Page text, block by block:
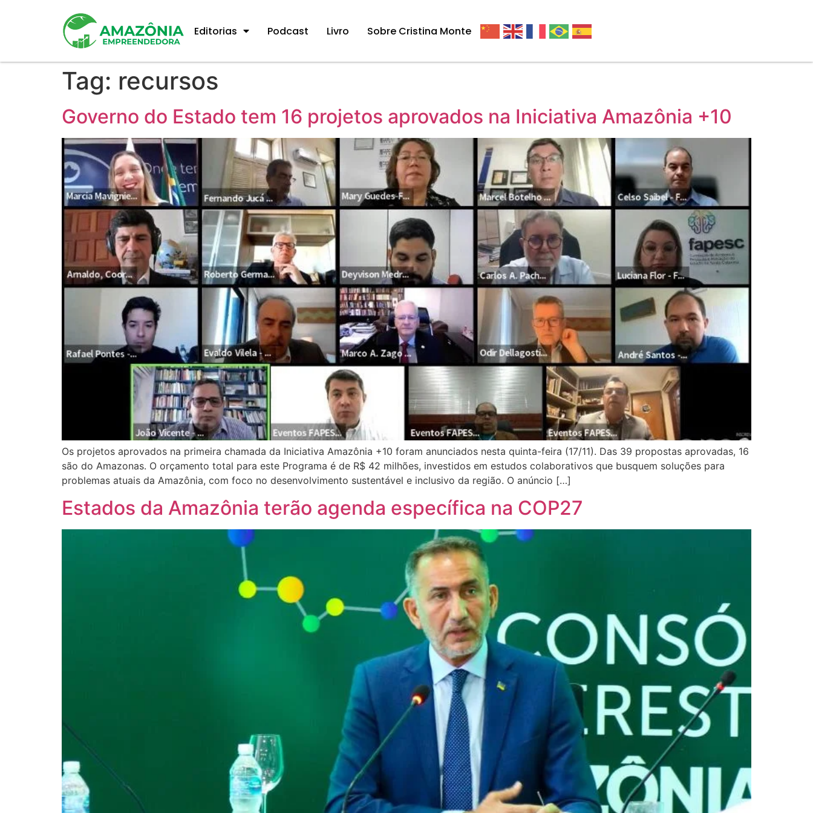
Editorias Podcast Livro Sobre Cristina Monte
Tag: recursos
Governo do Estado tem 16 projetos aprovados na Iniciativa Amazônia +10
Os projetos aprovados na primeira chamada da Iniciativa Amazônia +10 foram anunciados nesta quinta-feira (17/11). Das 39 propostas aprovadas, 16
são do Amazonas. O orçamento total para este Programa é de R$ 42 milhões, investidos em estudos colaborativos que busquem soluções para
problemas atuais da Amazônia, com foco no desenvolvimento sustentável e inclusivo da região. O anúncio […]
Estados da Amazônia terão agenda específica na COP27